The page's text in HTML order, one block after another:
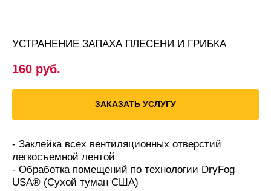
УСТРАНЕНИЕ ЗАПАХА ПЛЕСЕНИ И ГРИБКА
160 руб.
ЗАКАЗАТЬ УСЛУГУ
- Заклейка всех вентиляционных отверстий
легкосъемной лентой
- Обработка помещений по технологии DryFog
USA® (Сухой туман США)